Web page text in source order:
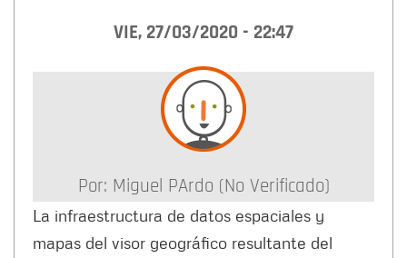
VIE, 27/03/2020 - 22:47
Por: Miguel PArdo (no Verificado)
La infraestructura de datos espaciales y
mapas del visor geográfico resultante del